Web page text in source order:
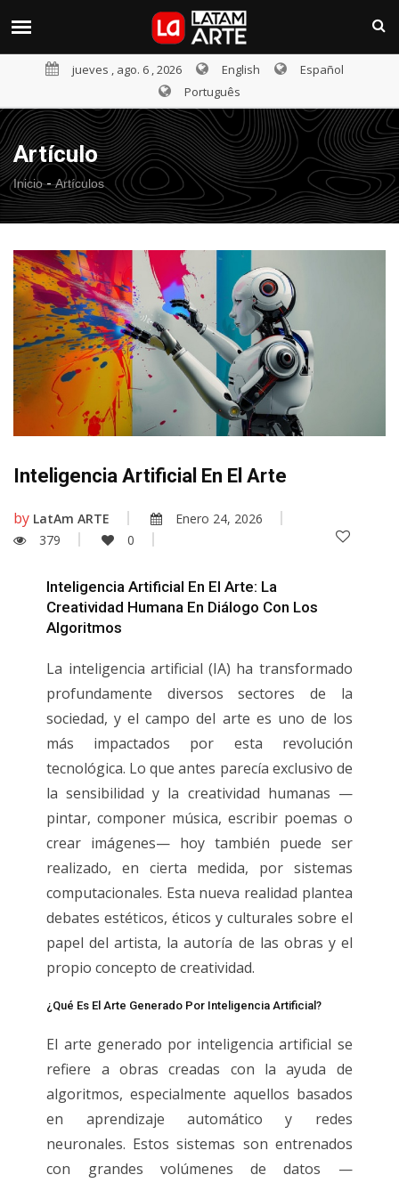
jueves , ago. 6 , 2026 English
Español
Português
Artículo
Inicio- Artículos
Inteligencia Artificial En El Arte
by LatAm ARTE
Enero 24, 2026
379
0
Inteligencia Artificial En El Arte: La
Creatividad Humana En Diálogo Con Los
Algoritmos
La inteligencia artificial (IA) ha transformado
profundamente diversos sectores de la
sociedad, y el campo del arte es uno de los
más impactados por esta revolución
tecnológica. Lo que antes parecía exclusivo de
la sensibilidad y la creatividad humanas —
pintar, componer música, escribir poemas o
crear imágenes— hoy también puede ser
realizado, en cierta medida, por sistemas
computacionales. Esta nueva realidad plantea
debates estéticos, éticos y culturales sobre el
papel del artista, la autoría de las obras y el
propio concepto de creatividad.
¿Qué Es El Arte Generado Por Inteligencia Artificial?
El arte generado por inteligencia artificial se
refiere a obras creadas con la ayuda de
algoritmos, especialmente aquellos basados
en aprendizaje automático y redes
neuronales. Estos sistemas son entrenados
con grandes volúmenes de datos —